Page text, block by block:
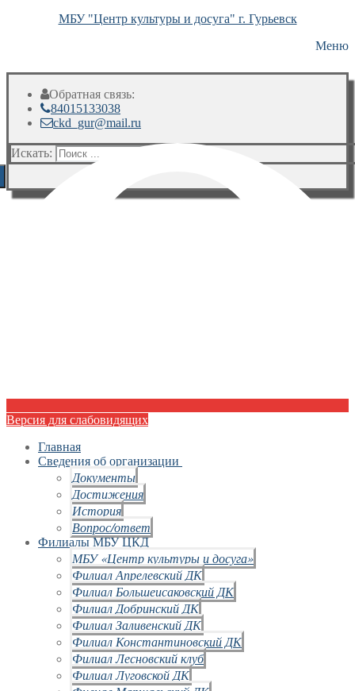
МБУ "Центр культуры и досуга" г. Гурьевск
Меню
Обратная связь:
84015133038
ckd_gur@mail.ru
Искать:
Версия для слабовидящих
Главная
Сведения об организации
Документы
Достижения
История
Вопрос/ответ
Филиалы МБУ ЦКД
МБУ «Центр культуры и досуга»
Филиал Апрелевский ДК
Филиал Большеисаковский ДК
Филиал Добринский ДК
Филиал Заливенский ДК
Филиал Константиновский ДК
Филиал Лесновский клуб
Филиал Луговской ДК